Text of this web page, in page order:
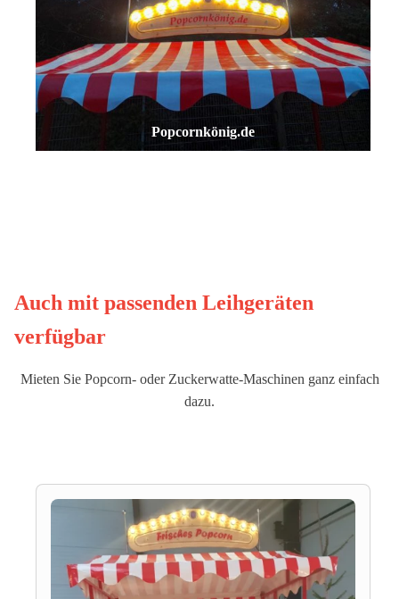
Popcornkönig.de
Auch mit passenden Leihgeräten
verfügbar
Mieten Sie Popcorn- oder Zuckerwatte-Maschinen ganz einfach
dazu.